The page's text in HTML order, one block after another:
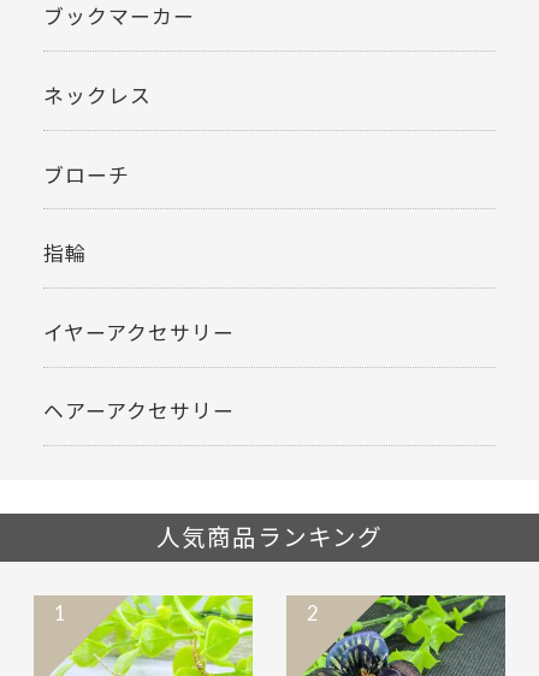
ブックマーカー
ネックレス
ブローチ
指輪
イヤーアクセサリー
ヘアーアクセサリー
人気商品ランキング
1 2